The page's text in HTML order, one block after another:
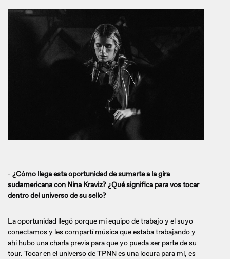
- ¿Cómo llega esta oportunidad de sumarte a la gira
sudamericana con Nina Kraviz? ¿Qué significa para vos tocar
dentro del universo de su sello?
La oportunidad llegó porque mi equipo de trabajo y el suyo
conectamos y les compartí música que estaba trabajando y
ahí hubo una charla previa para que yo pueda ser parte de su
tour. Tocar en el universo de TPNN es una locura para mí, es